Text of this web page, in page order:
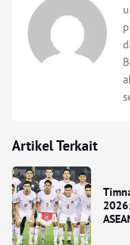
Artikel Terkait